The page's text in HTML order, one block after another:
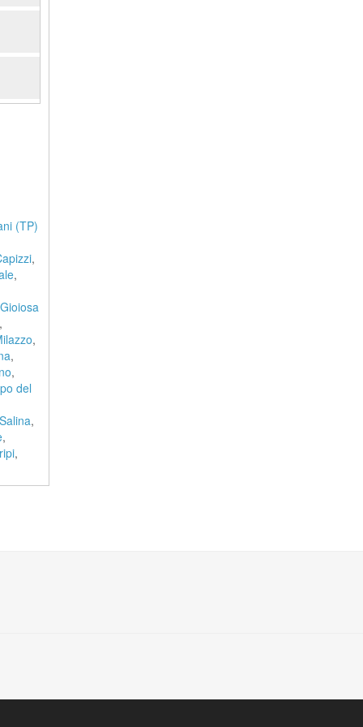
(TP)
,
,
Gioiosa
,
,
,
,
del
,
,
,